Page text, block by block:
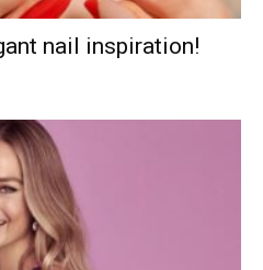
nail inspiration!